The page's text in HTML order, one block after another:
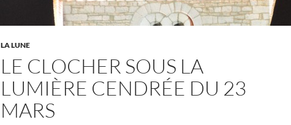
LA LUNE
LE CLOCHER SOUS LA
LUMIÈRE CENDRÉE DU 23
MARS